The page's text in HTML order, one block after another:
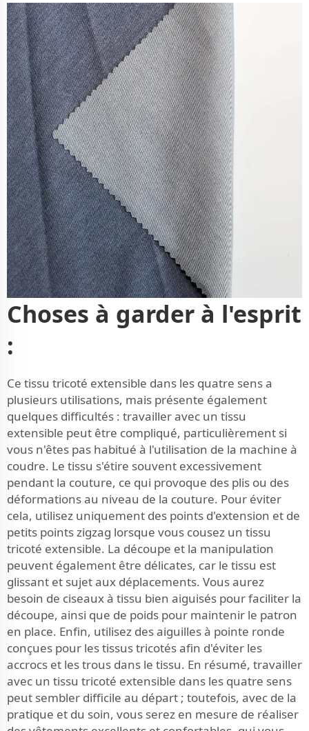
Choses à garder à l'esprit
:
Ce tissu tricoté extensible dans les quatre sens a
plusieurs utilisations, mais présente également
quelques difficultés : travailler avec un tissu
extensible peut être compliqué, particulièrement si
vous n'êtes pas habitué à l'utilisation de la machine à
coudre. Le tissu s'étire souvent excessivement
pendant la couture, ce qui provoque des plis ou des
déformations au niveau de la couture. Pour éviter
cela, utilisez uniquement des points d'extension et de
petits points zigzag lorsque vous cousez un tissu
tricoté extensible. La découpe et la manipulation
peuvent également être délicates, car le tissu est
glissant et sujet aux déplacements. Vous aurez
besoin de ciseaux à tissu bien aiguisés pour faciliter la
découpe, ainsi que de poids pour maintenir le patron
en place. Enfin, utilisez des aiguilles à pointe ronde
conçues pour les tissus tricotés afin d'éviter les
accrocs et les trous dans le tissu. En résumé, travailler
avec un tissu tricoté extensible dans les quatre sens
peut sembler difficile au départ ; toutefois, avec de la
pratique et du soin, vous serez en mesure de réaliser